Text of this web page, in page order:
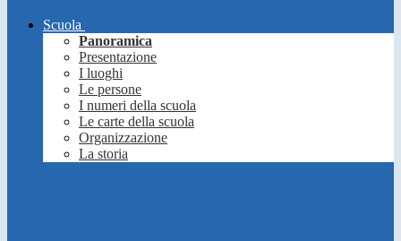
Scuola
Panoramica
Presentazione
I luoghi
Le persone
I numeri della scuola
Le carte della scuola
Organizzazione
La storia